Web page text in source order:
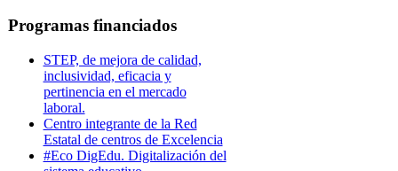
Programas financiados
STEP, de mejora de calidad,
inclusividad, eficacia y
pertinencia en el mercado
laboral.
Centro integrante de la Red
Estatal de centros de Excelencia
#Eco DigEdu. Digitalización del